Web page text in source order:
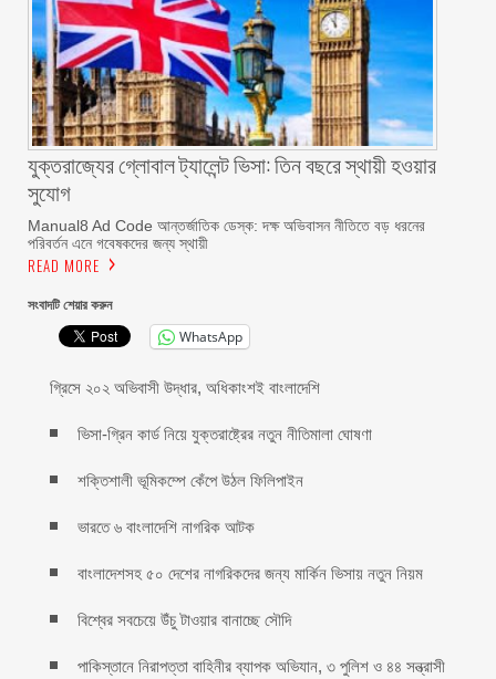
যুক্তরাজ্যের গ্লোবাল ট্যালেন্ট ভিসা: তিন বছরে স্থায়ী হওয়ার
সুযোগ
Manual8 Ad Code আন্তর্জাতিক ডেস্ক: দক্ষ অভিবাসন নীতিতে বড় ধরনের
পরিবর্তন এনে গবেষকদের জন্য স্থায়ী
READ MORE
সংবাদটি শেয়ার করুন
WhatsApp
গ্রিসে ২০২ অভিবাসী উদ্ধার, অধিকাংশই বাংলাদেশি
ভিসা-গ্রিন কার্ড নিয়ে যুক্তরাষ্ট্রের নতুন নীতিমালা ঘোষণা
শক্তিশালী ভূমিকম্পে কেঁপে উঠল ফিলিপাইন
ভারতে ৬ বাংলাদেশি নাগরিক আটক
বাংলাদেশসহ ৫০ দেশের নাগরিকদের জন্য মার্কিন ভিসায় নতুন নিয়ম
বিশ্বের সবচেয়ে উঁচু টাওয়ার বানাচ্ছে সৌদি
পাকিস্তানে নিরাপত্তা বাহিনীর ব্যাপক অভিযান, ৩ পুলিশ ও ৪৪ সন্ত্রাসী